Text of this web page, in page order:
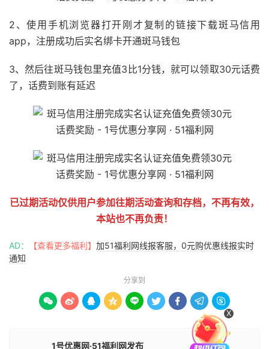
2、使用手机浏览器打开刚才复制的链接下载斑马信用
app，注册成功后实名绑卡开通斑马钱包
3、然后往斑马钱包里充值3比1分钱，就可以领取30元话费
了，话费到账有延迟
已过期活动仅供用户参加往期活动查询和存档，不再有效，
本站也不再负责！
AD： 【查看更多福利】 加51福利网线报客服，0元购优惠线报实时
通知
分享到
        
1号优惠网·51福利网发布
X